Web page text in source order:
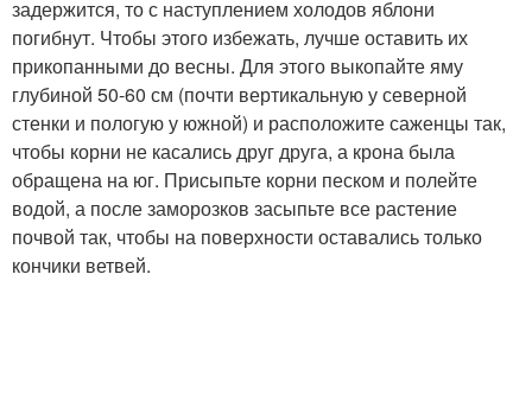
задержится, то с наступлением холодов яблони
погибнут. Чтобы этого избежать, лучше оставить их
прикопанными до весны. Для этого выкопайте яму
глубиной 50-60 см (почти вертикальную у северной
стенки и пологую у южной) и расположите саженцы так,
чтобы корни не касались друг друга, а крона была
обращена на юг. Присыпьте корни песком и полейте
водой, а после заморозков засыпьте все растение
почвой так, чтобы на поверхности оставались только
кончики ветвей.